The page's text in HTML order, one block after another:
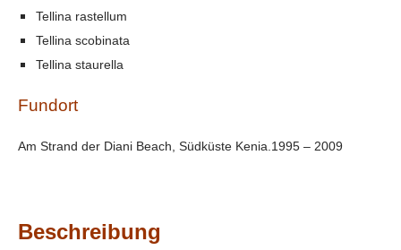
Tellina rastellum
Tellina scobinata
Tellina staurella
Fundort
Am Strand der Diani Beach, Südküste Kenia.1995 – 2009
Beschreibung